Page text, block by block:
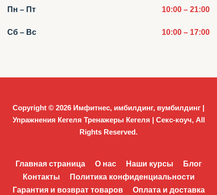
Пн – Пт 10:00 – 21:00
Сб – Вс 10:00 – 17:00
Copyright © 2026 Имфитнес, имбилдинг, вумбилдинг |
Упражнения Кегеля Тренажеры Кегеля | Секс-коуч, All
Rights Reserved.
Главная страница О нас Наши курсы
Блог
Контакты
Политика конфиденциальности
Гарантия и возврат товаров
Оплата и доставка